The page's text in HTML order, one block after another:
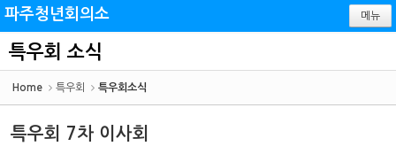
파주청년회의소 메뉴
특우회 소식
Home 특우회 특우회소식
특우회 7차 이사회